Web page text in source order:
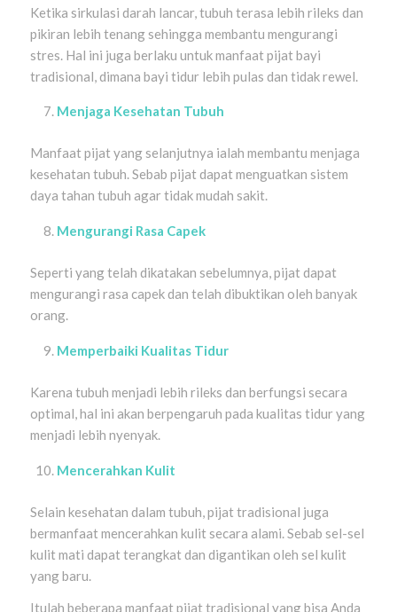
Ketika sirkulasi darah lancar, tubuh terasa lebih rileks dan
pikiran lebih tenang sehingga membantu mengurangi
stres. Hal ini juga berlaku untuk manfaat pijat bayi
tradisional, dimana bayi tidur lebih pulas dan tidak rewel.
Menjaga Kesehatan Tubuh
Manfaat pijat yang selanjutnya ialah membantu menjaga
kesehatan tubuh. Sebab pijat dapat menguatkan sistem
daya tahan tubuh agar tidak mudah sakit.
Mengurangi Rasa Capek
Seperti yang telah dikatakan sebelumnya, pijat dapat
mengurangi rasa capek dan telah dibuktikan oleh banyak
orang.
Memperbaiki Kualitas Tidur
Karena tubuh menjadi lebih rileks dan berfungsi secara
optimal, hal ini akan berpengaruh pada kualitas tidur yang
menjadi lebih nyenyak.
Mencerahkan Kulit
Selain kesehatan dalam tubuh, pijat tradisional juga
bermanfaat mencerahkan kulit secara alami. Sebab sel-sel
kulit mati dapat terangkat dan digantikan oleh sel kulit
yang baru.
Itulah beberapa manfaat pijat tradisional yang bisa Anda